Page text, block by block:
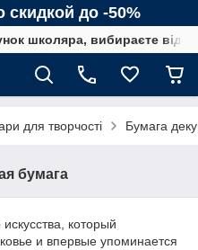
скидкой до -50%
школяра, вибираєте від
для творчості Бумага
бумага
который
и впервые упоминается